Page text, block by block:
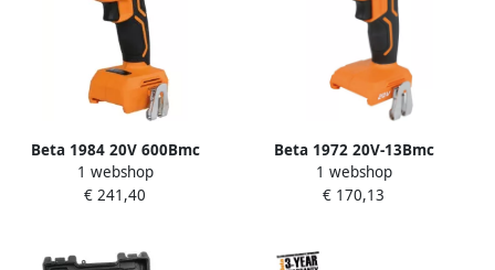
Beta 1984 20V 600Bmc
Omkeerbare
Slagmoersleutel 20V
1 webshop
€ 241,40
Beta 1972 20V-13Bmc
Klopboormachine
019720019
1 webshop
€ 170,13